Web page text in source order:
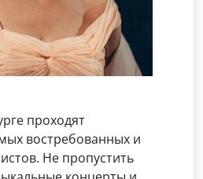
проходят
востребованных и
Не пропустить